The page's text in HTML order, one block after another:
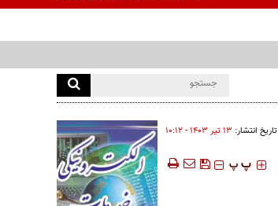
تاریخ انتشار: ۱۳ تير ۱۴۰۳ - ۱۰:۱۲
‍‍‍ پ پ